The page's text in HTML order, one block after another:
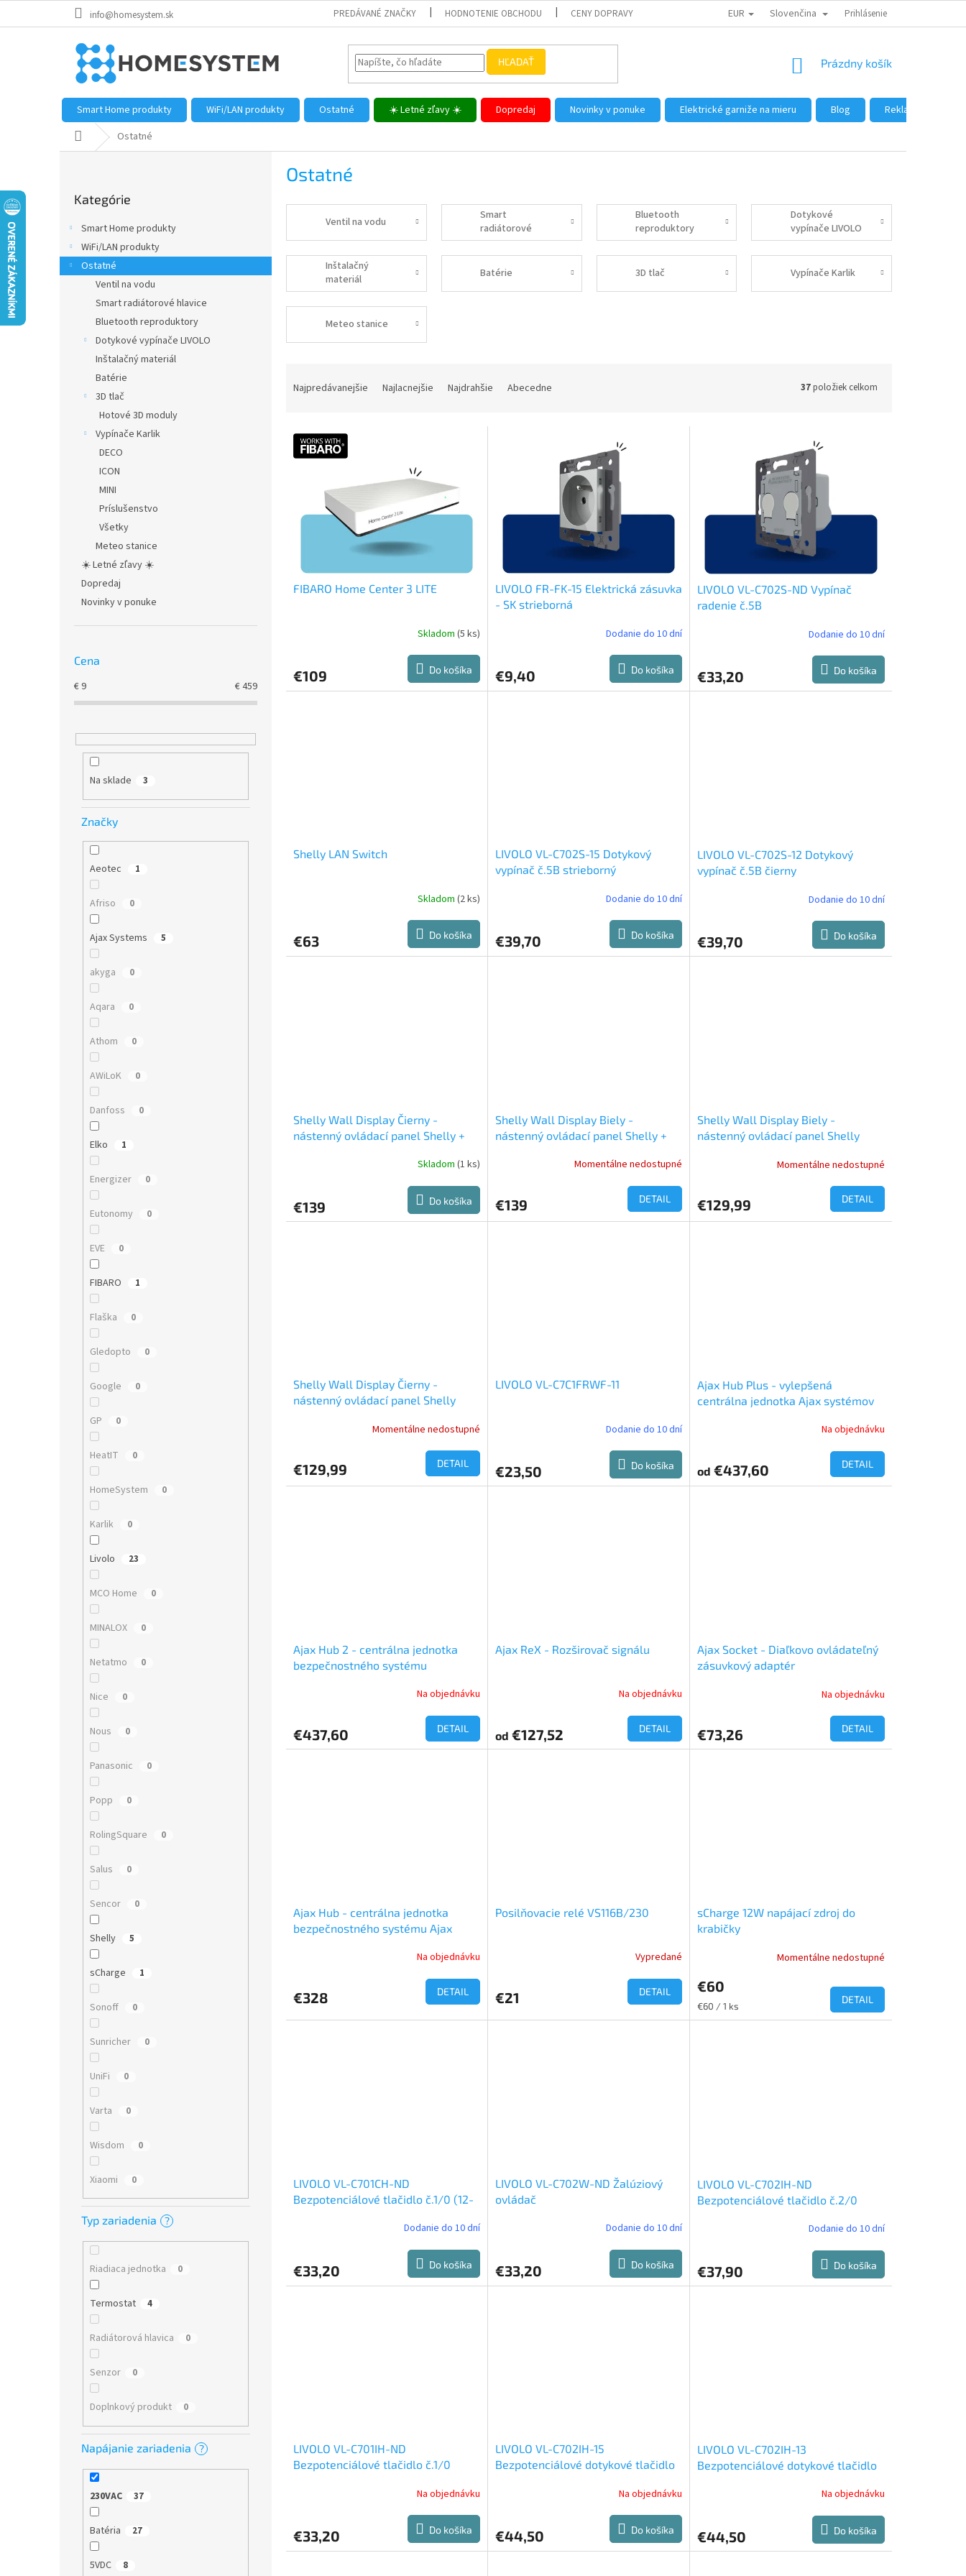
info@homesystem.sk PREDÁVANÉ ZNAČKY HODNOTENIE OBCHODU CENY DOPRAVY DÔVODY NÁKUPU U NÁS AKO NAKUPOVAŤ VEĽKOOBCHOD
EUR Slovenčina Prihlásenie
HĽADAŤ
NÁKUPNÝ
Prázdny košík
Smart Home produkty WiFi/LAN produkty Ostatné ☀️ Letné zľavy ☀️ Dopredaj Novinky v ponuke Elektrické garniže na mieru Blog
Reklamácie a
Domov Ostatné
a
kategórie
Kategórie
Smart Home produkty
WiFi/LAN produkty
Ostatné
Ventil na vodu
Smart radiátorové hlavice
Bluetooth reproduktory
Dotykové vypínače LIVOLO
Inštalačný materiál
Batérie
3D tlač
Hotové 3D moduly
Vypínače Karlik
DECO
ICON
MINI
Príslušenstvo
Všetky
Meteo stanice
☀️ Letné zľavy ☀️
Dopredaj
Novinky v ponuke
Cena
€9 €459
Na sklade 3
Značky
Aeotec 1
Afriso 0
Ajax Systems 5
akyga 0
Aqara 0
Athom 0
AWiLoK 0
Danfoss 0
Elko 1
Energizer 0
Eutonomy 0
EVE 0
FIBARO 1
Flaška 0
Gledopto 0
Google 0
GP 0
HeatIT 0
HomeSystem 0
Karlik 0
Livolo 23
MCO Home 0
MINALOX 0
Netatmo 0
Nice 0
Nous 0
Panasonic 0
Popp 0
RolingSquare 0
Salus 0
Sencor 0
Shelly 5
sCharge 1
Sonoff 0
Sunricher 0
UniFi 0
Varta 0
Wisdom 0
Xiaomi 0
Typ zariadenia ?
Riadiaca jednotka 0
Termostat 4
Radiátorová hlavica 0
Senzor 0
Doplnkový produkt 0
Napájanie zariadenia ?
230VAC 37
Batéria 27
5VDC 8
Ostatné
Ventil na vodu
Smart
radiátorové
hlavice
Bluetooth
reproduktory
Dotykové
vypínače LIVOLO
Inštalačný
materiál
Batérie 3D tlač Vypínače Karlik
Meteo stanice
n
Najpredávanejšie Najlacnejšie Najdrahšie Abecedne 37položiek celkom
V
FIBARO Home Center 3 LITE
je
5,0
Skladom (5 ks)
€109 Do košíka
LIVOLO FR-FK-15 Elektrická zásuvka
- SK strieborná
Dodanie do 10 dní
€9,40 Do košíka
LIVOLO VL-C702S-ND Vypínač
radenie č.5B
je
5,0
Dodanie do 10 dní
€33,20 Do košíka
Shelly LAN Switch
Skladom (2 ks)
€63 Do košíka
LIVOLO VL-C702S-15 Dotykový
vypínač č.5B strieborný
Dodanie do 10 dní
€39,70 Do košíka
LIVOLO VL-C702S-12 Dotykový
vypínač č.5B čierny
Dodanie do 10 dní
€39,70 Do košíka
Shelly Wall Display Čierny -
nástenný ovládací panel Shelly +
Skladom (1 ks)
€139 Do košíka
Shelly Wall Display Biely -
nástenný ovládací panel Shelly +
Momentálne nedostupné
€139 DETAIL
Shelly Wall Display Biely -
nástenný ovládací panel Shelly
Momentálne nedostupné
€129,99 DETAIL
Shelly Wall Display Čierny -
nástenný ovládací panel Shelly
Momentálne nedostupné
€129,99 DETAIL
LIVOLO VL-C7C1FRWF-11
Dodanie do 10 dní
€23,50 Do košíka
Ajax Hub Plus - vylepšená
centrálna jednotka Ajax systémov
Na objednávku
od €437,60 DETAIL
Ajax Hub 2 - centrálna jednotka
bezpečnostného systému
Na objednávku
€437,60 DETAIL
Ajax ReX - Rozširovač signálu
Na objednávku
od €127,52 DETAIL
Ajax Socket - Diaľkovo ovládateľný
zásuvkový adaptér
Na objednávku
€73,26 DETAIL
Ajax Hub - centrálna jednotka
bezpečnostného systému Ajax
je
Na objednávku
€328 DETAIL
Posilňovacie relé VS116B/230
Vypredané
€21 DETAIL
sCharge 12W napájací zdroj do
krabičky
produktu
je
5,0
Momentálne nedostupné
€60
Jednotková
cena:
€60 / 1 ks
DETAIL
LIVOLO VL-C701CH-ND
Bezpotenciálové tlačidlo č.1/0 (12-
Dodanie do 10 dní
€33,20 Do košíka
LIVOLO VL-C702W-ND Žalúziový
ovládač
Dodanie do 10 dní
€33,20 Do košíka
LIVOLO VL-C702IH-ND
Bezpotenciálové tlačidlo č.2/0
Dodanie do 10 dní
€37,90 Do košíka
LIVOLO VL-C701IH-ND
Bezpotenciálové tlačidlo č.1/0
Na objednávku
€33,20 Do košíka
LIVOLO VL-C702IH-15
Bezpotenciálové dotykové tlačidlo
Na objednávku
€44,50 Do košíka
LIVOLO VL-C702IH-13
Bezpotenciálové dotykové tlačidlo
Na objednávku
€44,50 Do košíka